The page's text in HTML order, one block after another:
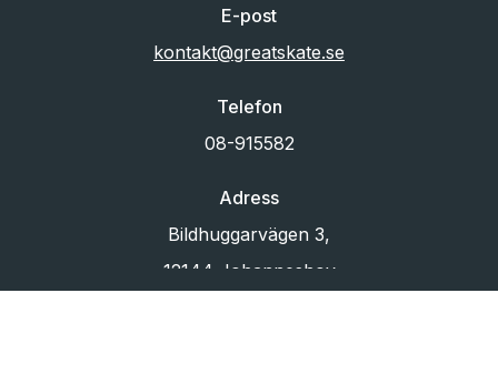
E-post
kontakt@greatskate.se
Telefon
08-915582
Adress
Bildhuggarvägen 3,
12144 Johanneshov